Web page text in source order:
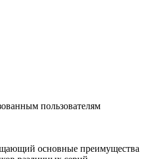
пользователям
основные преимущества